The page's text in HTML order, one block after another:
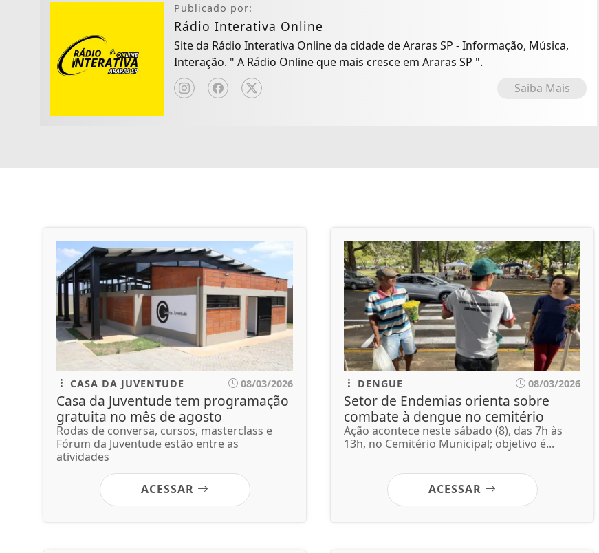
Publicado por:
Rádio Interativa Online
Site da Rádio Interativa Online da cidade de Araras SP - Informação, Música,
Interação. " A Rádio Online que mais cresce em Araras SP ".
Saiba Mais
CASA DA JUVENTUDE 08/03/2026
Casa da Juventude tem programação
gratuita no mês de agosto
Rodas de conversa, cursos, masterclass e
Fórum da Juventude estão entre as
atividades
ACESSAR
DENGUE 08/03/2026
Setor de Endemias orienta sobre
combate à dengue no cemitério
Ação acontece neste sábado (8), das 7h às
13h, no Cemitério Municipal; objetivo é...
ACESSAR